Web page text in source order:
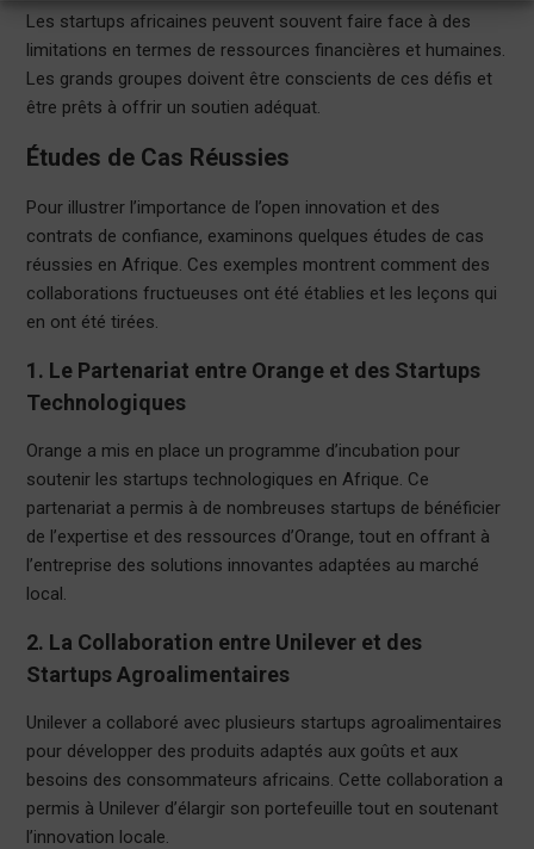
Les startups africaines peuvent souvent faire face à des
limitations en termes de ressources financières et humaines.
Les grands groupes doivent être conscients de ces défis et
être prêts à offrir un soutien adéquat.
Études de Cas Réussies
Pour illustrer l’importance de l’open innovation et des
contrats de confiance, examinons quelques études de cas
réussies en Afrique. Ces exemples montrent comment des
collaborations fructueuses ont été établies et les leçons qui
en ont été tirées.
1. Le Partenariat entre Orange et des Startups
Technologiques
Orange a mis en place un programme d’incubation pour
soutenir les startups technologiques en Afrique. Ce
partenariat a permis à de nombreuses startups de bénéficier
de l’expertise et des ressources d’Orange, tout en offrant à
l’entreprise des solutions innovantes adaptées au marché
local.
2. La Collaboration entre Unilever et des
Startups Agroalimentaires
Unilever a collaboré avec plusieurs startups agroalimentaires
pour développer des produits adaptés aux goûts et aux
besoins des consommateurs africains. Cette collaboration a
permis à Unilever d’élargir son portefeuille tout en soutenant
l’innovation locale.